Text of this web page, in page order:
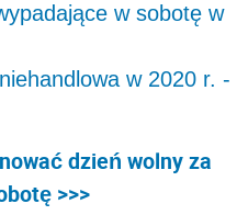
w sobotę w
w 2020 r. -
dzień wolny za
>>>